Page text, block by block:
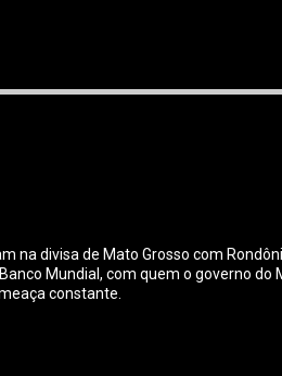
divisa de Mato Grosso com
Mundial, com quem o governo
constante.